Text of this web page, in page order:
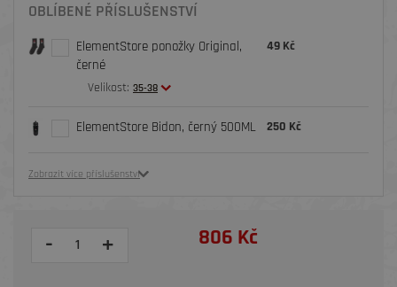
OBLÍBENÉ PŘÍSLUŠENSTVÍ
ElementStore ponožky Original,
černé
Velikost: 35-38
49 Kč
ElementStore Bidon, černý 500ML 250 Kč
Zobrazit více příslušenství
- + 806 Kč